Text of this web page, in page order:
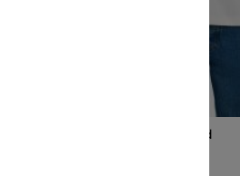
Рубашкa поло Selected